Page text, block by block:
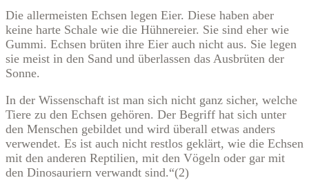
Die allermeisten Echsen legen Eier. Diese haben aber
keine harte Schale wie die Hühnereier. Sie sind eher wie
Gummi. Echsen brüten ihre Eier auch nicht aus. Sie legen
sie meist in den Sand und überlassen das Ausbrüten der
Sonne.
In der Wissenschaft ist man sich nicht ganz sicher, welche
Tiere zu den Echsen gehören. Der Begriff hat sich unter
den Menschen gebildet und wird überall etwas anders
verwendet. Es ist auch nicht restlos geklärt, wie die Echsen
mit den anderen Reptilien, mit den Vögeln oder gar mit
den Dinosauriern verwandt sind.“(2)